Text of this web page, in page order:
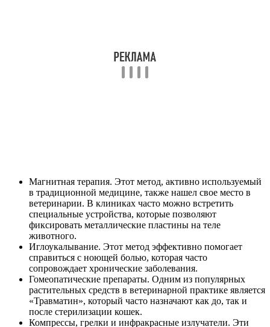
Магнитная терапия. Этот метод, активно используемый
в традиционной медицине, также нашел свое место в
ветеринарии. В клиниках часто можно встретить
специальные устройства, которые позволяют
фиксировать металлические пластины на теле
животного.
Иглоукалывание. Этот метод эффективно помогает
справиться с ноющей болью, которая часто
сопровождает хронические заболевания.
Гомеопатические препараты. Одним из популярных
растительных средств в ветеринарной практике является
«Травматин», который часто назначают как до, так и
после стерилизации кошек.
Компрессы, грелки и инфракрасные излучатели. Эти